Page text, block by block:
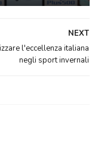
NEXT
l'eccellenza italiana
negli sport invernali